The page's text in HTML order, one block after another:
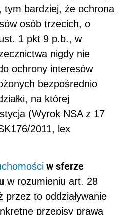
tym bardziej, że ochrona
osób trzecich, o
1 pkt 9 p.b., w
nigdy nie
ochrony interesów
bezpośrednio
na której
(Wyrok NSA z 17
2011, lex
w sferze
w rozumieniu art. 28
to oddziaływanie
przepisy prawa